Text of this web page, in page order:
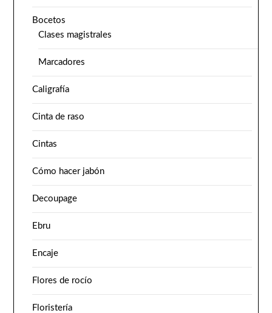
Bocetos
Clases magistrales
Marcadores
Caligrafía
Cinta de raso
Cintas
Cómo hacer jabón
Decoupage
Ebru
Encaje
Flores de rocío
Floristería